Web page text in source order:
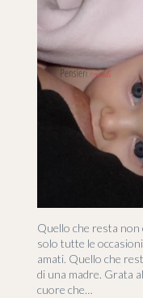
Quello che resta
solo tutte le
amati. Quello che
di una madre. Grata
cuore che…